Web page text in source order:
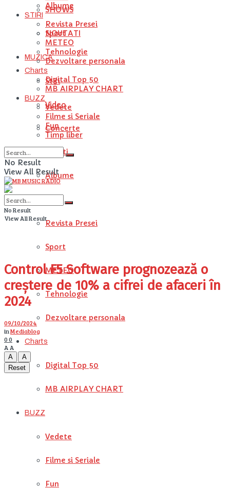
SHOWS
NOUTATI
MUZICA
Stiri
Video
Concerte
Artisti
Albume
STIRI
Revista Presei
Sport
METEO
Tehnologie
Dezvoltare personala
Charts
Digital Top 50
MB AIRPLAY CHART
BUZZ
Vedete
Filme si Seriale
Fun
Albume
STIRI
Revista Presei
Sport
METEO
Tehnologie
Dezvoltare personala
Charts
Digital Top 50
MB AIRPLAY CHART
BUZZ
Vedete
Filme si Seriale
Fun
Timp liber
No Result
View All Result
No Result
View All Result
Control F5 Software prognozează o
creștere de 10% a cifrei de afaceri în
2024
09/10/2024
inMediablog
00
A A
A
A
Reset